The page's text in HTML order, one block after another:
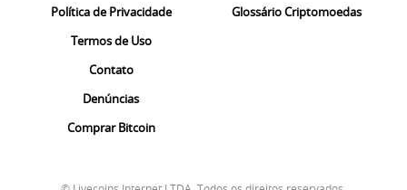
Política de Privacidade
Termos de Uso
Contato
Denúncias
Comprar Bitcoin
Glossário Criptomoedas